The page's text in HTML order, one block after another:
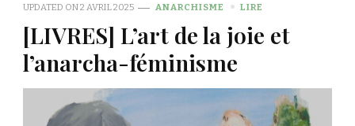
UPDATED ON2 AVRIL 2025 ANARCHISME LIRE
[LIVRES] L’art de la joie et
l’anarcha-féminisme